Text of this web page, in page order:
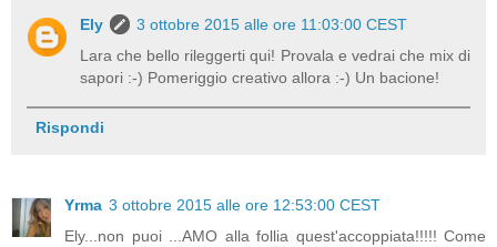
Ely
3 ottobre 2015 alle ore 11:03:00 CEST
Lara che bello rileggerti qui! Provala e vedrai che mix di
sapori :-) Pomeriggio creativo allora :-) Un bacione!
Rispondi
Yrma 3 ottobre 2015 alle ore 12:53:00 CEST
Ely...non puoi ...AMO alla follia quest'accoppiata!!!!! Come